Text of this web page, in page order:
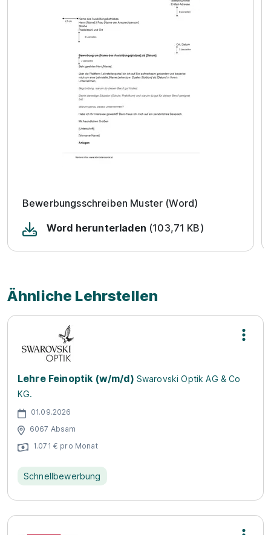
Bewerbungsschreiben Muster (Word)
Word herunterladen (103,71 KB)
Ähnliche Lehrstellen
Lehre Feinoptik (w/m/d) Swarovski Optik AG & Co
KG.
01.09.2026
6067 Absam
1.071 € pro Monat
Schnellbewerbung